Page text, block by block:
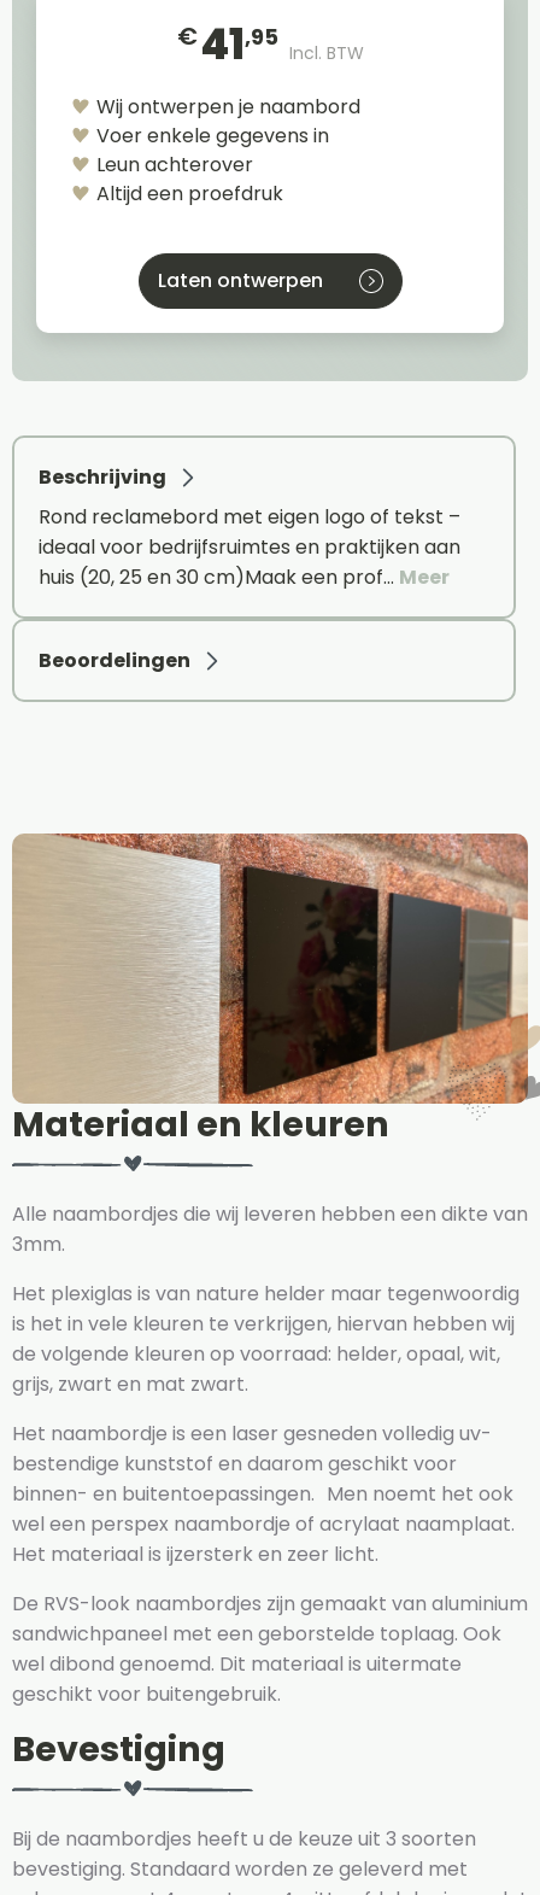
€41,95
Incl. BTW
Wij ontwerpen je naambord
Voer enkele gegevens in
Leun achterover
Altijd een proefdruk
Laten ontwerpen
Beschrijving
Rond reclamebord met eigen logo of tekst –
ideaal voor bedrijfsruimtes en praktijken aan
huis (20, 25 en 30 cm)Maak een prof… Meer
Beoordelingen
Materiaal en kleuren
Alle naambordjes die wij leveren hebben een dikte van
3mm.
Het plexiglas is van nature helder maar tegenwoordig
is het in vele kleuren te verkrijgen, hiervan hebben wij
de volgende kleuren op voorraad: helder, opaal, wit,
grijs, zwart en mat zwart.
Het naambordje is een laser gesneden volledig uv-
bestendige kunststof en daarom geschikt voor
binnen- en buitentoepassingen. Men noemt het ook
wel een perspex naambordje of acrylaat naamplaat.
Het materiaal is ijzersterk en zeer licht.
De RVS-look naambordjes zijn gemaakt van aluminium
sandwichpaneel met een geborstelde toplaag. Ook
wel dibond genoemd. Dit materiaal is uitermate
geschikt voor buitengebruik.
Bevestiging
Bij de naambordjes heeft u de keuze uit 3 soorten
bevestiging. Standaard worden ze geleverd met